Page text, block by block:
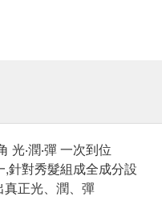
光‧潤‧彈 一次到位
針對秀髮組成全成分設
正光、潤、彈